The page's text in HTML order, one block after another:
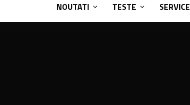
NOUTATI TESTE SERVICE